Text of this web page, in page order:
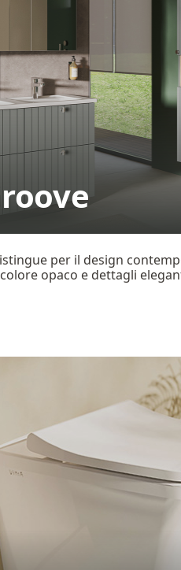
per il design
opaco e dettagli